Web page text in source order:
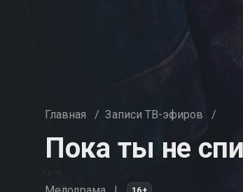
Главная / Записи ТВ-эфиров /
Пока ты не